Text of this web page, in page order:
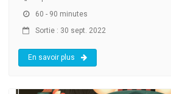
60 - 90 minutes
Sortie : 30 sept. 2022
En savoir plus